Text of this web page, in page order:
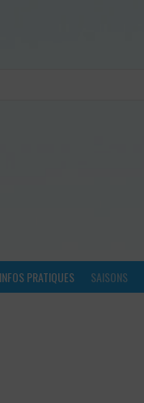
INFOS PRATIQUES SAISONS